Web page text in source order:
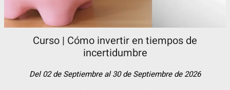
Curso | Cómo invertir en tiempos de
incertidumbre
Del 02 de Septiembre al 30 de Septiembre de 2026